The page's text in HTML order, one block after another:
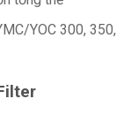
YOC 300, 350,